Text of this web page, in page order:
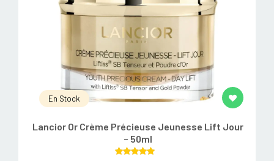
En Stock
Lancior Or Crème Précieuse Jeunesse Lift Jour
– 50ml